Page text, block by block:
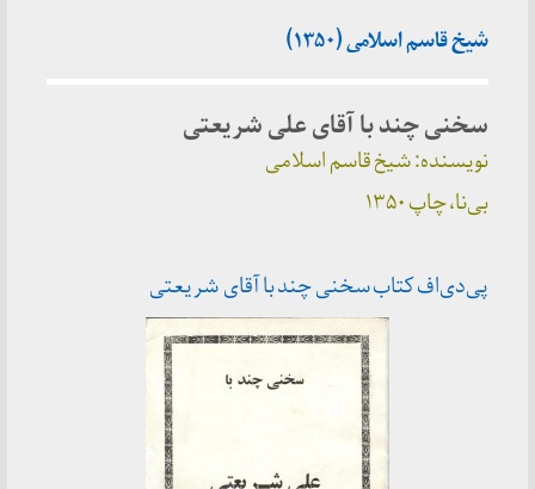
شیخ قاسم اسلامی (۱۳۵۰)
سخنی چند با آقای علی شریعتی
نویسنده: شیخ قاسم اسلامی
بی‌نا، چاپ ۱۳۵۰
پی‌دی‌اف کتاب سخنی چند با آقای شریعتی